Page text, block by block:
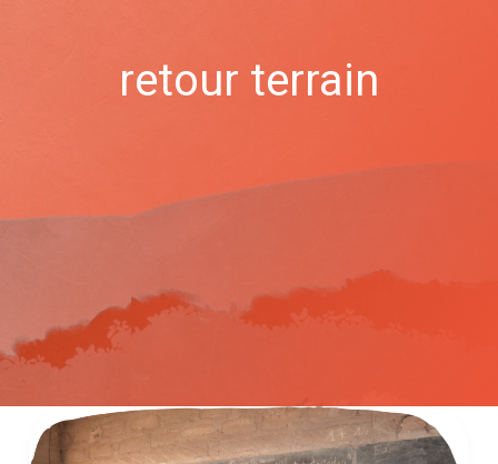
retour terrain
Agir
pour